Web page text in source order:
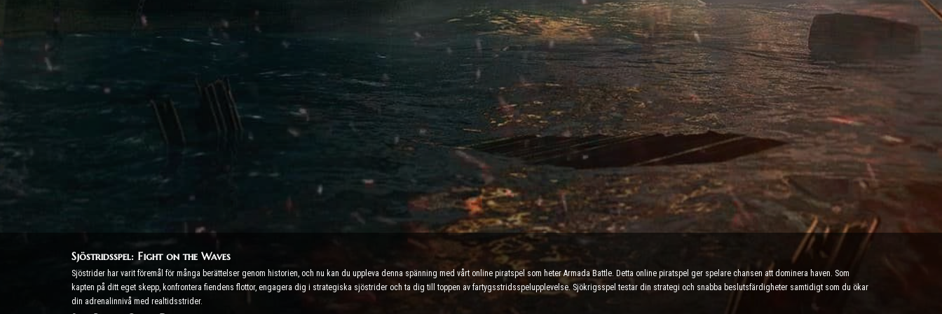
Sjöstridsspel: Fight on the Waves
Sjöstrider har varit föremål för många berättelser genom historien, och nu kan du uppleva denna spänning med vårt online piratspel som heter Armada Battle. Detta online piratspel ger spelare chansen att dominera haven. Som
kapten på ditt eget skepp, konfrontera fiendens flottor, engagera dig i strategiska sjöstrider och ta dig till toppen av fartygsstridsspelupplevelse. Sjökrigsspel testar din strategi och snabba beslutsfärdigheter samtidigt som du ökar
din adrenalinnivå med realtidsstrider.